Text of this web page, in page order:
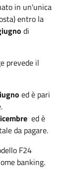
in un'unica
entro la
di
prevede il
ed è pari
ed è
da pagare.
F24
banking.